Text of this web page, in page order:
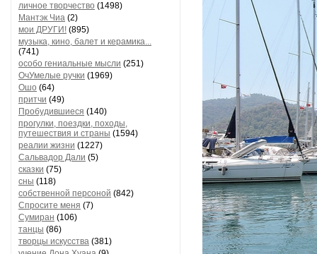
личное творчество (1498)
Мантэк Чиа (2)
мои ДРУГИ! (895)
музыка, кино, балет и керамика...
(741)
особо гениальные мысли (251)
ОчУмелые ручки (1969)
Ошо (64)
притчи (49)
Пробудившиеся (140)
прогулки, поездки, походы,
путешествия и страны (1594)
реалии жизни (1227)
Сальвадор Дали (5)
сказки (75)
сны (118)
собственной персоной (842)
Спросите меня (7)
Сумиран (106)
танцы (86)
творцы искусства (381)